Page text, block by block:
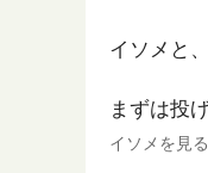
イソメと
まずは投
イソメを見